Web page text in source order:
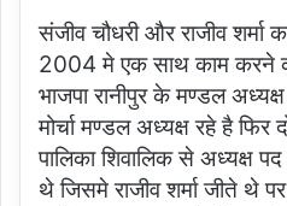
संजीव चौधरी और राजीव शर्मा
2004 मे एक साथ काम करने का
भाजपा रानीपुर के मण्डल
मोर्चा मण्डल अध्यक्ष रहे है फिर
पालिका शिवालिक से अध्यक्ष
थे जिसमे राजीव शर्मा जीते थे